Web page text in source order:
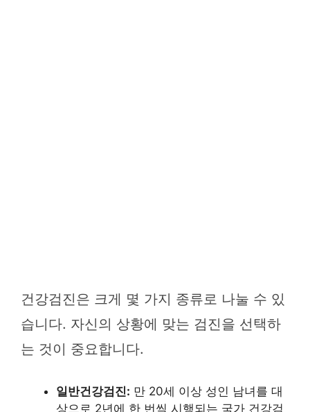
건강검진은 크게 몇 가지 종류로 나눌 수 있
습니다. 자신의 상황에 맞는 검진을 선택하
는 것이 중요합니다.
일반건강검진: 만 20세 이상 성인 남녀를 대
상으로 2년에 한 번씩 시행되는 국가 건강검